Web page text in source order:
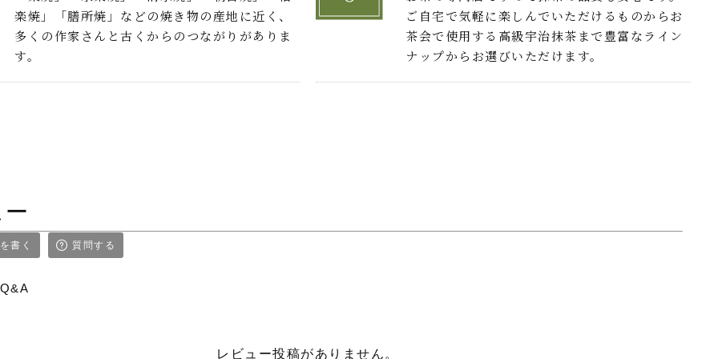
楽焼」「膳所焼」などの焼き物の産地に近く、
多くの作家さんと古くからのつながりがありま
す。
ご自宅で気軽に楽しんでいただけるものからお
茶会で使用する高級宇治抹茶まで豊富なライン
ナップからお選びいただけます。
書く 質問する
Q&A
レビュー投稿がありません。